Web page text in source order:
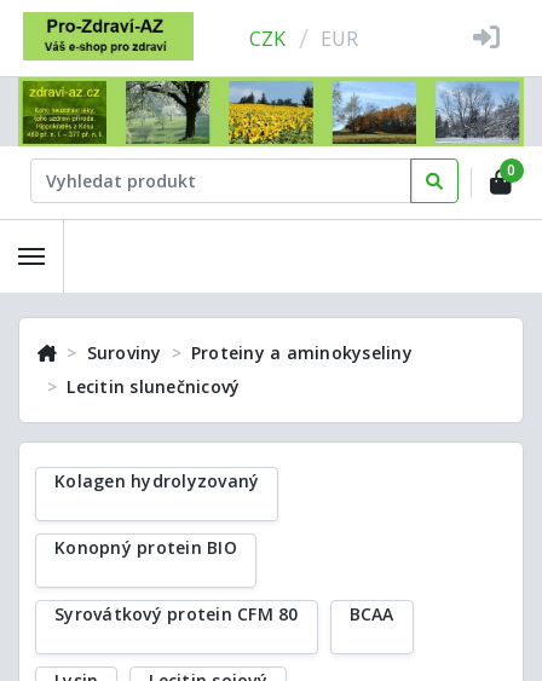
CZK / EUR
0
Suroviny
Proteiny a aminokyseliny
Lecitin slunečnicový
Kolagen hydrolyzovaný
Konopný protein BIO
Syrovátkový protein CFM 80 BCAA